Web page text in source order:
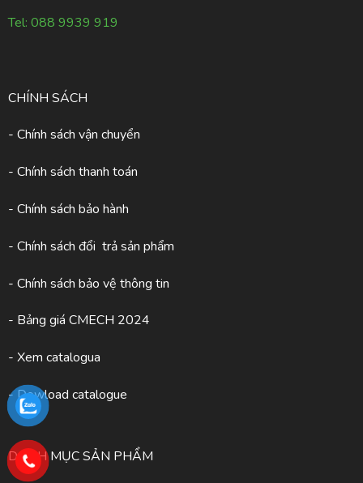
Tel: 088 9939 919
CHÍNH SÁCH
- Chính sách vận chuyển
- Chính sách thanh toán
- Chính sách bảo hành
- Chính sách đổi trả sản phẩm
- Chính sách bảo vệ thông tin
- Bảng giá CMECH 2024
- Xem catalogua
- Dowload catalogue
DANH MỤC SẢN PHẨM